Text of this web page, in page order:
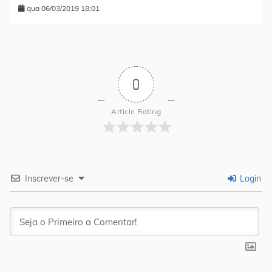
qua 06/03/2019 18:01
0
Article Rating
Inscrever-se Login